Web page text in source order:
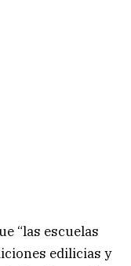
“las escuelas
edilicias y